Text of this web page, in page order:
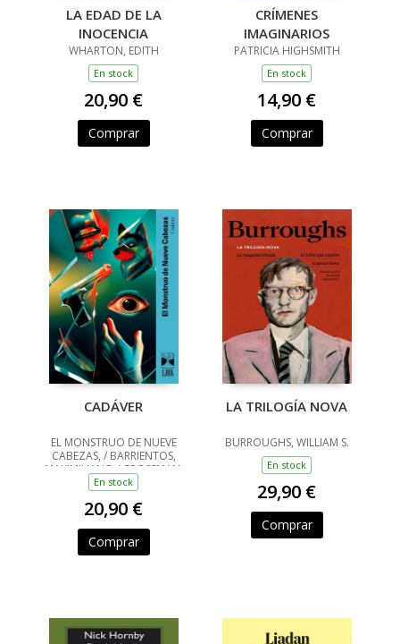
LA EDAD DE LA
INOCENCIA
WHARTON, EDITH
En stock
20,90 €
Comprar
CRÍMENES
IMAGINARIOS
PATRICIA HIGHSMITH
En stock
14,90 €
Comprar
CADÁVER
EL MONSTRUO DE NUEVE
CABEZAS, / BARRIENTOS,
MAXIMILIANO / GROSSMAN,
LUCILA / ANCIRA, LOLA /
RIVERO, GIOVANNA /
BARRAGÁN, LUIS CARLOS /
REYES, KAREN A
En stock
20,90 €
Comprar
LA TRILOGÍA NOVA
BURROUGHS, WILLIAM S.
En stock
29,90 €
Comprar